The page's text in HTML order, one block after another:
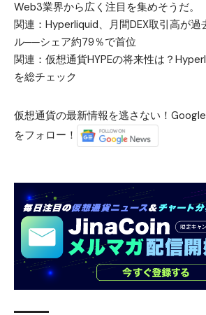
Web3業界から広く注目を集めそうだ。
関連： Hyperliquid、月間DEX取引高が
ル──シェア約79％で首位
関連： 仮想通貨HYPEの将来性は？
を総チェック
仮想通貨の最新情報を逃さない！
をフォロー！